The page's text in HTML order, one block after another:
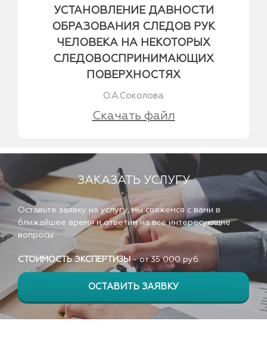
УСТАНОВЛЕНИЕ ДАВНОСТИ
ОБРАЗОВАНИЯ СЛЕДОВ РУК
ЧЕЛОВЕКА НА НЕКОТОРЫХ
СЛЕДОВОСПРИНИМАЮЩИХ
ПОВЕРХНОСТЯХ
О.А.Соколова
Скачать файл
ЗАКАЗАТЬ УСЛУГУ
Оставьте заявку на услугу, мы свяжемся с вами в
ближайшее время и ответим на все интересующие
вопросы.
СТОИМОСТЬ ЭКСПЕРТИЗЫ- от35 000 руб.
ОСТАВИТЬ ЗАЯВКУ